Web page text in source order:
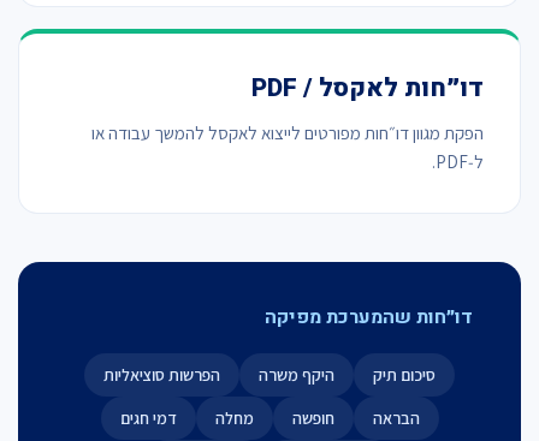
דו״חות לאקסל / PDF
הפקת מגוון דו״חות מפורטים לייצוא לאקסל להמשך עבודה או
ל‑PDF.
דו״חות שהמערכת מפיקה
סיכום תיק היקף משרה
הפרשות סוציאליות
הבראה
חופשה מחלה
דמי חגים